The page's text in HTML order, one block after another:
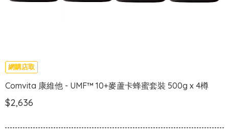
網購店取
Comvita 康維他 - UMF™ 10+麥蘆卡蜂蜜套裝 500g x 4樽
$2,636